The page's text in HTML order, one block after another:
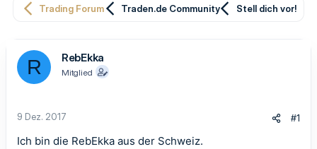
l
w
Trading Forum Traden.de Community Stell dich vor!
R RebEkka
Mitglied
9 Dez. 2017 #1
Ich bin die RebEkka aus der Schweiz.